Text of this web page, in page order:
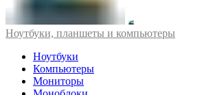
Ноутбуки, планшеты и компьютеры
Ноутбуки
Компьютеры
Мониторы